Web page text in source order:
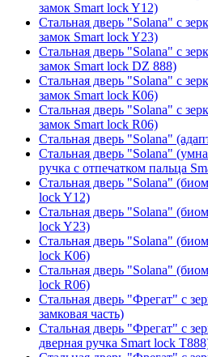
замок Smart lock Y12)
Стальная дверь "Solana" с
замок Smart lock Y23)
Стальная дверь "Solana" с
замок Smart lock DZ 888)
Стальная дверь "Solana" с
замок Smart lock К06)
Стальная дверь "Solana" с
замок Smart lock R06)
Стальная дверь "Solana"
Стальная дверь "Solana"
ручка с отпечатком пальца
Стальная дверь "Solana"
lock Y12)
Стальная дверь "Solana"
lock Y23)
Стальная дверь "Solana"
lock К06)
Стальная дверь "Solana"
lock R06)
Стальная дверь "Фрегат" с
замковая часть)
Стальная дверь "Фрегат" с
дверная ручка Smart lock